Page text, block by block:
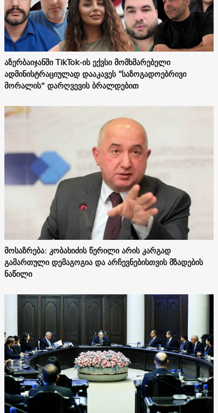
აზერბაიჯანში TikTok-ის ექვსი მომხმარებელი
ადმინისტრაციულად დააკავეს "საზოგადოებრივი
მორალის“ დარღვევის ბრალდებით
მოსაზრება: კობახიძის წერილი არის კარგად
გამართული დემაგოგია და არჩევნებისთვის მზადების
ნაწილი